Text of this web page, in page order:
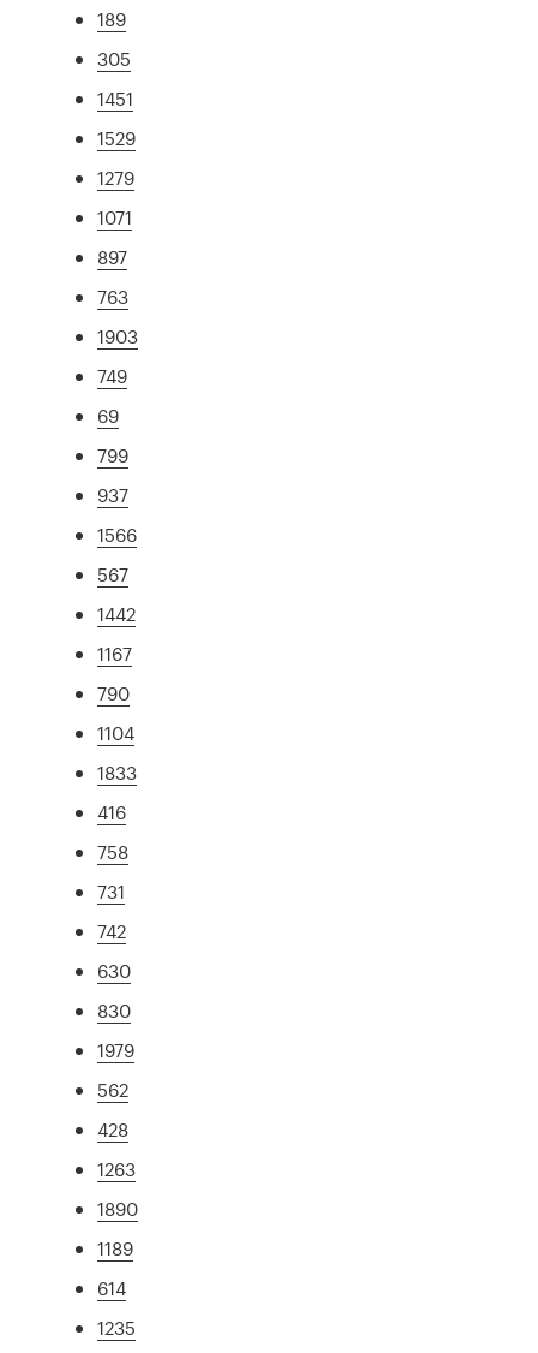
189
305
1451
1529
1279
1071
897
763
1903
749
69
799
937
1566
567
1442
1167
790
1104
1833
416
758
731
742
630
830
1979
562
428
1263
1890
1189
614
1235